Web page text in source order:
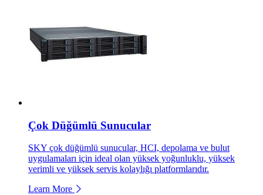
Çok Düğümlü Sunucular
SKY çok düğümlü sunucular, HCI, depolama ve bulut
uygulamaları için ideal olan yüksek yoğunluklu, yüksek
verimli ve yüksek servis kolaylığı platformlarıdır.
Learn More